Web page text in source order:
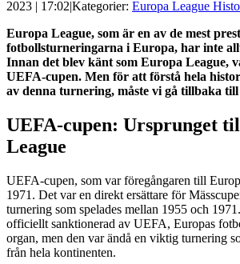
2023 | 17:02|Kategorier: Europa League
Europa League, som är en av de mest
fotbollsturneringarna i Europa, har inte
Innan det blev känt som Europa League,
UEFA-cupen. Men för att förstå hela
av denna turnering, måste vi gå tillbaka
UEFA-cupen: Ursprunget
League
UEFA-cupen, som var föregångaren till
1971. Det var en direkt ersättare för
turnering som spelades mellan 1955 och
officiellt sanktionerad av UEFA, Europas
organ, men den var ändå en viktig turnering
från hela kontinenten.